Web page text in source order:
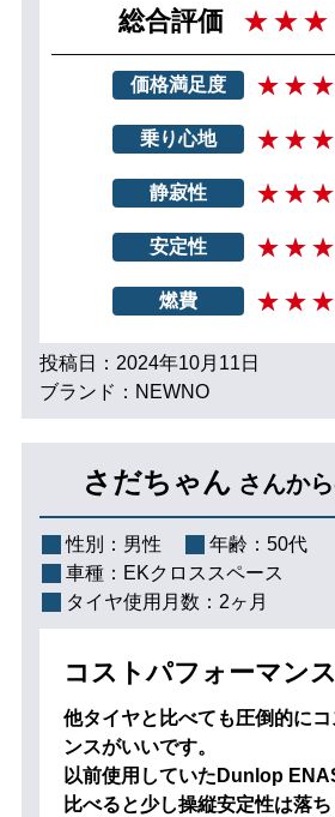
総合評価
価格満足度
乗り心地
静寂性
安定性
燃費
投稿日：2024年10月11日
ブランド：NEWNO
さだちゃん さんか
性別： 男性 年齢： 50代
車種： EKクロススペース
タイヤ使用月数： 2ヶ月
コストパフォーマンス
他タイヤと比べても圧倒的に
ンスがいいです。
以前使用していたDunlop
比べると少し操縦安定性は落